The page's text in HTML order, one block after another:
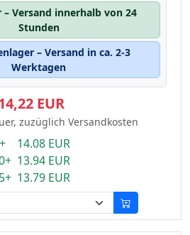
– Versand innerhalb von 24
Stunden
– Versand in ca. 2-3
Werktagen
EUR
zuzüglich Versandkosten
14.08 EUR
13.94 EUR
13.79 EUR